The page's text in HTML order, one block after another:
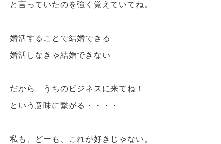
と言っていたのを強く覚えていてね。
婚活することで結婚できる
婚活しなきゃ結婚できない
だから、うちのビジネスに来てね！
という意味に繋がる・・・・
私も、どーも、これが好きじゃない。